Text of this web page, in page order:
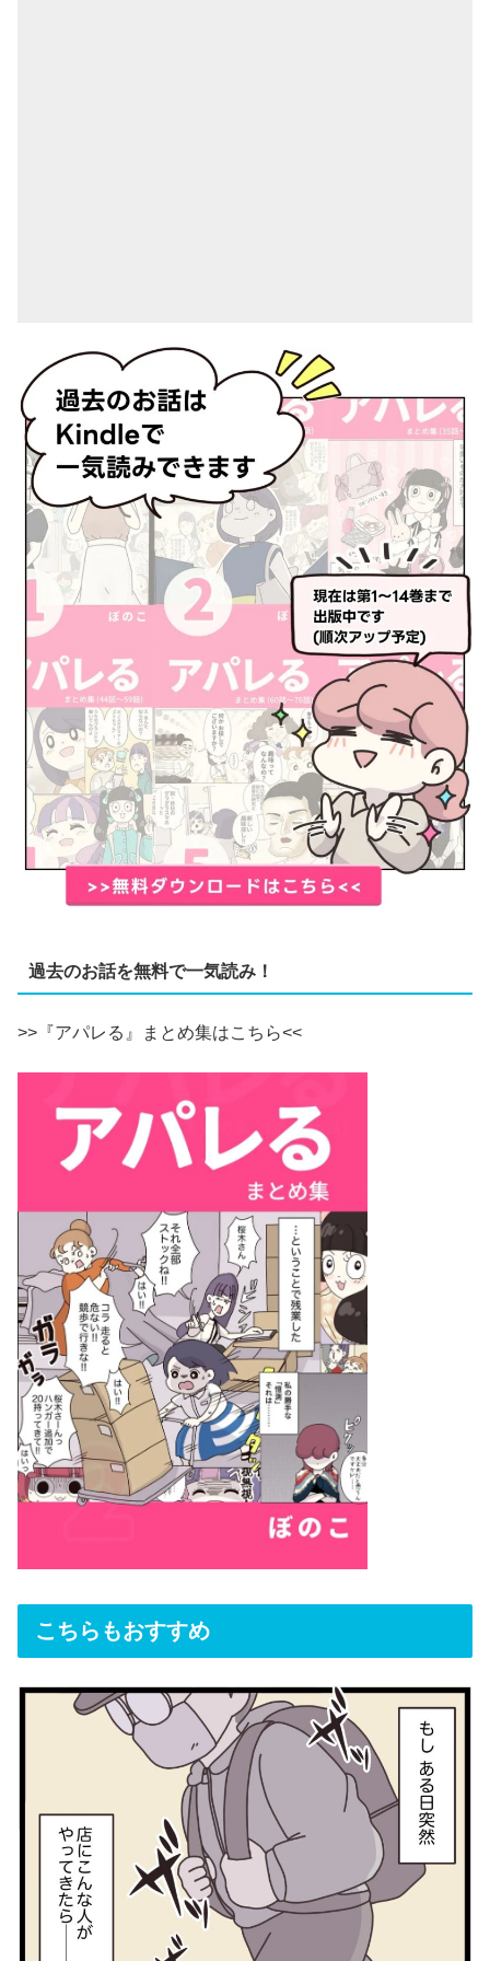
過去のお話を無料で一気読み！
>>『アパレる』まとめ集はこちら<<
こちらもおすすめ